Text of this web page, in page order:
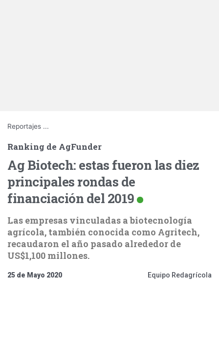
Reportajes ...
Ranking de AgFunder
Ag Biotech: estas fueron las diez
principales rondas de
financiación del 2019
Las empresas vinculadas a biotecnología
agrícola, también conocida como Agritech,
recaudaron el año pasado alrededor de
US$1,100 millones.
25 de Mayo 2020 Equipo Redagrícola